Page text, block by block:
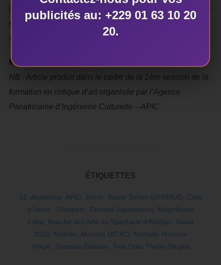
date planétaire, ’’25 décembre’’ nous montre l’être humain
et ses engagements, l’être humain et ses choix, mais
surtout l’être humain et son environnement.
Magnificate Loba (Stagiaire / Côte d’Ivoire)
NB : Article produit dans le cadre de la 1ère session de la
formation en critique d’art organisée par l’Agence
Panafricaine d’Ingénierie Culturelle – APIC
ÉTIQUETTES
25 décembre APIC Bénin Brado Birlain GRIMAUD
Cote
d’Ivoire.
Elisabeth Florisse Adjanohoun
Magnificate
Loba
Marché des Arts du Spectacle d’Abidjan
Masa
2020
Matilde Moussa DICKO
Nathalie Hounvo-
Yèkpé
Toumani Diabaté Tout Gran Théâtr Djogbé
publicités au: +229 01 63 10 20
20.